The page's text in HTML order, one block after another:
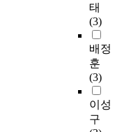
태
(3)
배정
훈
(3)
이성
구